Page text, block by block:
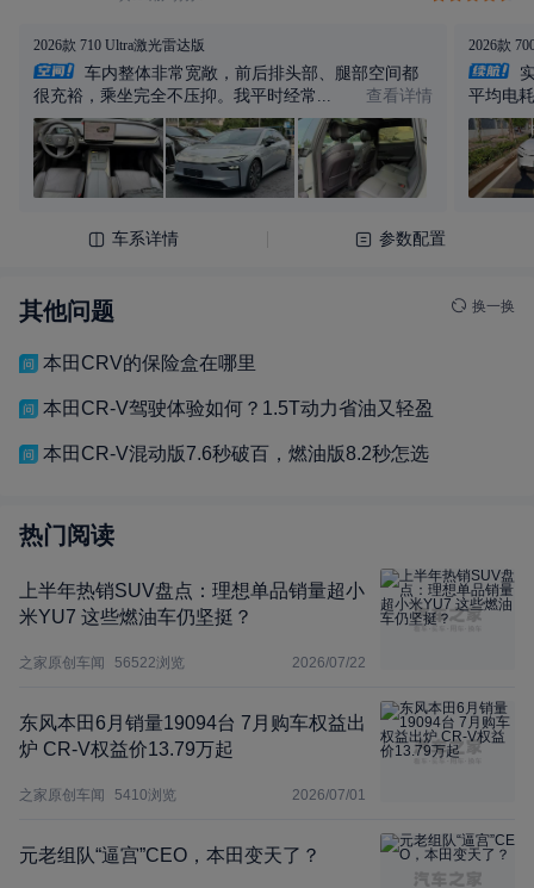
其他问题 换一换
本田CRV的保险盒在哪里
本田CR-V驾驶体验如何？1.5T动力省油又轻盈
本田CR-V混动版7.6秒破百，燃油版8.2秒怎选
热门阅读
上半年热销SUV盘点：理想单品销量超小
米YU7 这些燃油车仍坚挺？
之家原创车闻 56522浏览 2026/07/22
东风本田6月销量19094台 7月购车权益出
炉 CR-V权益价13.79万起
之家原创车闻 5410浏览 2026/07/01
元老组队“逼宫”CEO，本田变天了？